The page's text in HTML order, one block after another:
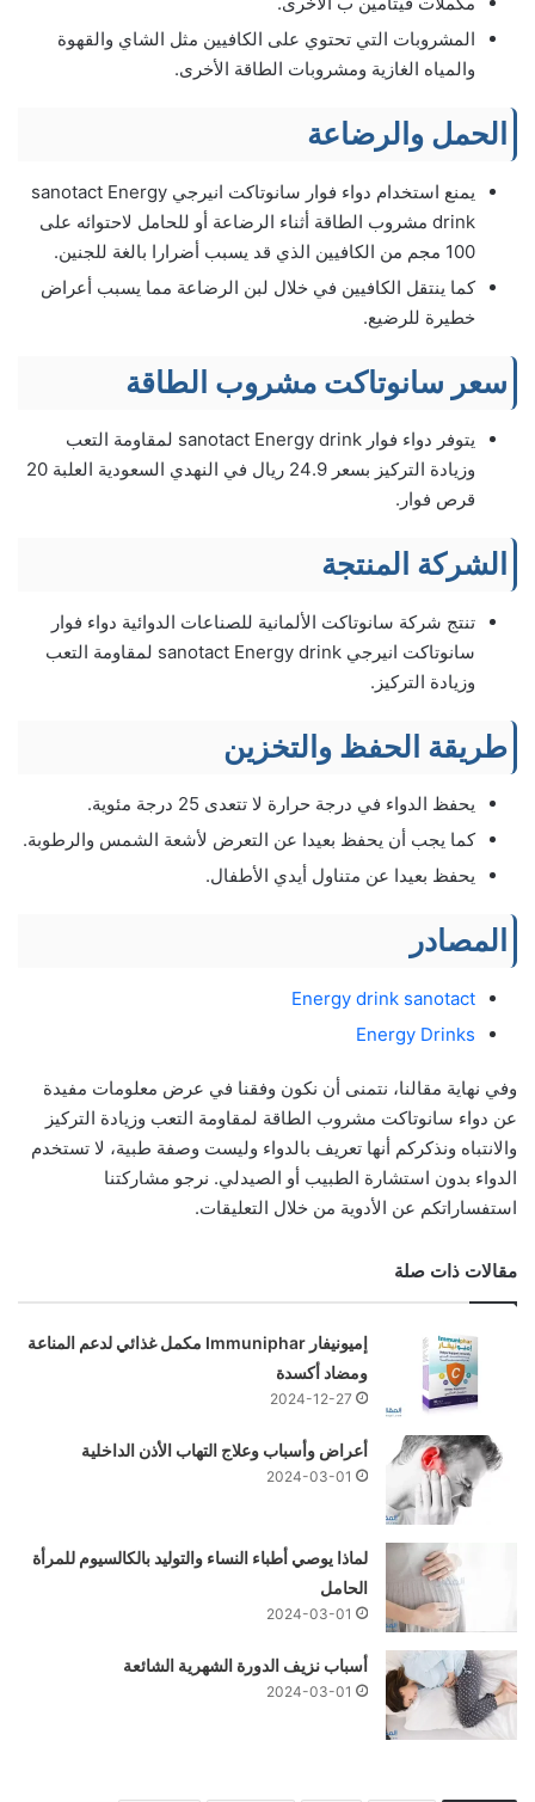
المشروبات التي تحتوي على الكافيين مثل الشاي والقهوة
والمياه الغازية ومشروبات الطاقة الأخرى.
الحمل والرضاعة
يمنع استخدام دواء فوار سانوتاكت انيرجي sanotact Energy
drink مشروب الطاقة أثناء الرضاعة أو للحامل لاحتوائه على
100 مجم من الكافيين الذي قد يسبب أضرارا بالغة للجنين.
كما ينتقل الكافيين في خلال لبن الرضاعة مما يسبب أعراض
خطيرة للرضيع.
سعر سانوتاكت مشروب الطاقة
يتوفر دواء فوار sanotact Energy drink لمقاومة التعب
وزيادة التركيز بسعر 24.9 ريال في النهدي السعودية العلبة 20
قرص فوار.
الشركة المنتجة
تنتج شركة سانوتاكت الألمانية للصناعات الدوائية دواء فوار
سانوتاكت انيرجي sanotact Energy drink لمقاومة التعب
وزيادة التركيز.
طريقة الحفظ والتخزين
يحفظ الدواء في درجة حرارة لا تتعدى 25 درجة مئوية.
كما يجب أن يحفظ بعيدا عن التعرض لأشعة الشمس والرطوبة.
يحفظ بعيدا عن متناول أيدي الأطفال.
المصادر
Energy drink sanotact
Energy Drinks
وفي نهاية مقالنا، نتمنى أن نكون وفقنا في عرض معلومات مفيدة
عن دواء سانوتاكت مشروب الطاقة لمقاومة التعب وزيادة التركيز
والانتباه ونذكركم أنها تعريف بالدواء وليست وصفة طبية، لا تستخدم
الدواء بدون استشارة الطبيب أو الصيدلي. نرجو مشاركتنا
استفساراتكم عن الأدوية من خلال التعليقات.
مقالات ذات صلة
إميونيفار Immuniphar مكمل غذائي لدعم المناعة
ومضاد أكسدة
2024-12-27
أعراض وأسباب وعلاج التهاب الأذن الداخلية
2024-03-01
لماذا يوصي أطباء النساء والتوليد بالكالسيوم للمرأة
الحامل
2024-03-01
أسباب نزيف الدورة الشهرية الشائعة
2024-03-01